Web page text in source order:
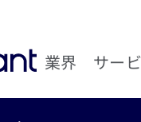
業界 サー